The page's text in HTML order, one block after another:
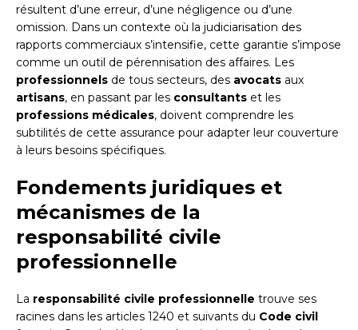
résultent d’une erreur, d’une négligence ou d’une
omission. Dans un contexte où la judiciarisation des
rapports commerciaux s’intensifie, cette garantie s’impose
comme un outil de pérennisation des affaires. Les
professionnels de tous secteurs, des avocats aux
artisans, en passant par les consultants et les
professions médicales, doivent comprendre les
subtilités de cette assurance pour adapter leur couverture
à leurs besoins spécifiques.
Fondements juridiques et
mécanismes de la
responsabilité civile
professionnelle
La responsabilité civile professionnelle trouve ses
racines dans les articles 1240 et suivants du Code civil